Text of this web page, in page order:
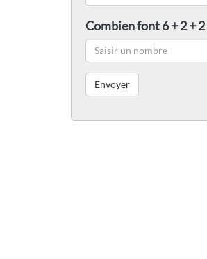
Combien font 6 + 2 + 2